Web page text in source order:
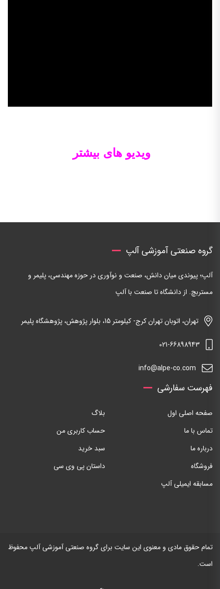
ویدیو های بیشتر
گروه صنعتی آموزشی آلپ
آلپ؛ پیوندی میان دانش، صنعت و نوآوری در حوزه مهندسی، پلیمر و
مستربچ. از دانشگاه تا صنعت با آلپ
تهران، اتوبان تهران کرج- کیلومتر 15، بلوار پژوهش، پژوهشگاه پلیمر
021-66898943
info@alpe-co.com
فهرست سفارشی
صفحه اصلی اول
بلاگ
تماس با ما
حساب کاربری من
درباره ما
سبد خرید
فروشگاه
داستان پی وی سی
مسابقه ایمیلی آلپ
تمام حقوق مادی و معنوی این سایت برای گروه صنعتی آموزشی آلپ محفوظ
است.